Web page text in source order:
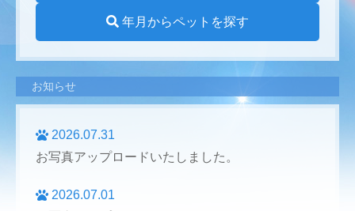
年月からペットを探す
お知らせ
2026.07.31
お写真アップロードいたしました。
2026.07.01